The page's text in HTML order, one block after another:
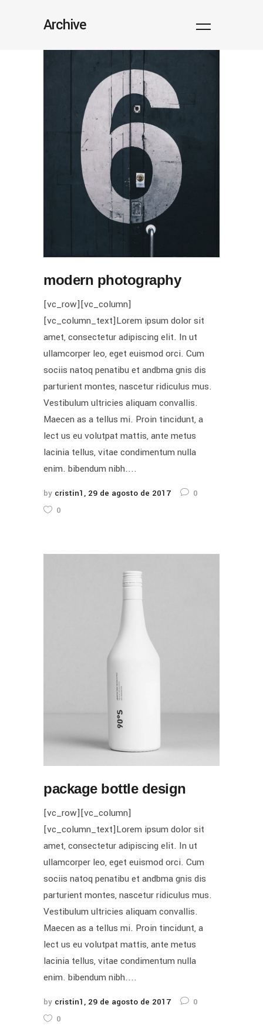
Archive
modern photography
[vc_row][vc_column]
[vc_column_text]Lorem ipsum dolor sit
amet, consectetur adipiscing elit. In ut
ullamcorper leo, eget euismod orci. Cum
sociis natoq penatibu et andbma gnis dis
parturient montes, nascetur ridiculus mus.
Vestibulum ultricies aliquam convallis.
Maecen as a tellus mi. Proin tincidunt, a
lect us eu volutpat mattis, ante metus
lacinia tellus, vitae condimentum nulla
enim. bibendum nibh....
by cristin1 29 de agosto de 2017
0
0
package bottle design
[vc_row][vc_column]
[vc_column_text]Lorem ipsum dolor sit
amet, consectetur adipiscing elit. In ut
ullamcorper leo, eget euismod orci. Cum
sociis natoq penatibu et andbma gnis dis
parturient montes, nascetur ridiculus mus.
Vestibulum ultricies aliquam convallis.
Maecen as a tellus mi. Proin tincidunt, a
lect us eu volutpat mattis, ante metus
lacinia tellus, vitae condimentum nulla
enim. bibendum nibh....
by cristin1 29 de agosto de 2017
0
0